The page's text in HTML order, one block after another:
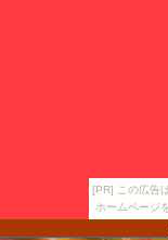
[PR] この広告
ホームページ